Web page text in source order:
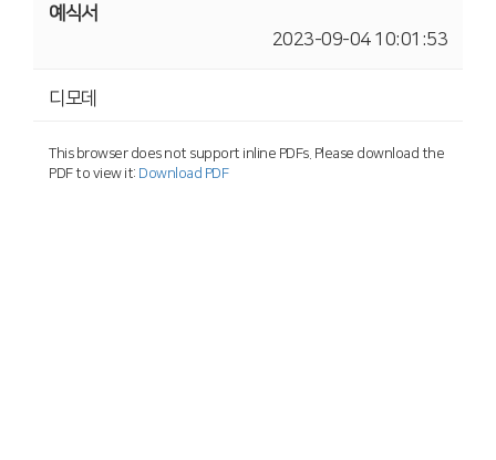
예식서
2023-09-04 10:01:53
디모데
This browser does not support inline PDFs. Please download the
PDF to view it: Download PDF